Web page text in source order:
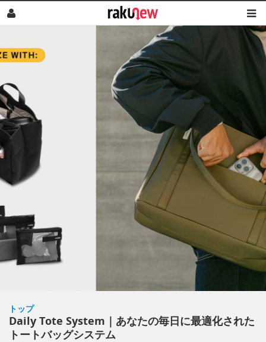
トップ
Daily Tote System｜あなたの毎日に最適化された
トートバッグシステム